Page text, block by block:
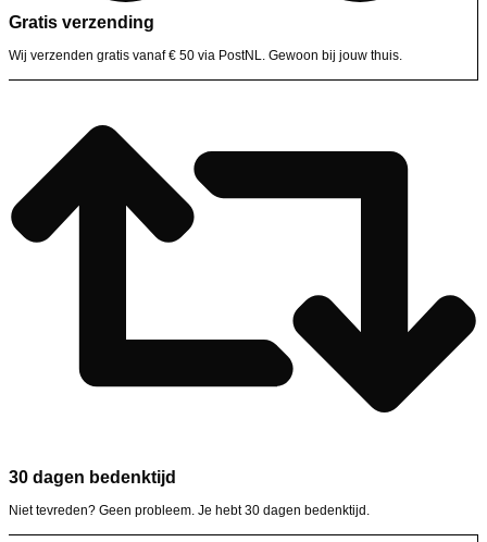
Gratis verzending
Wij verzenden gratis vanaf € 50 via PostNL. Gewoon bij jouw thuis.
30 dagen bedenktijd
Niet tevreden? Geen probleem. Je hebt 30 dagen bedenktijd.